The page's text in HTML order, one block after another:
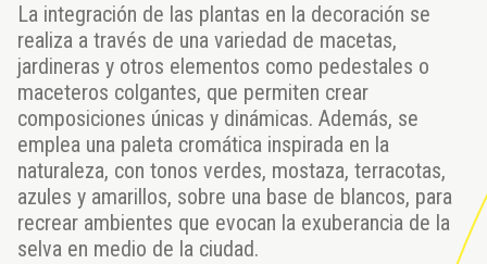
La integración de las plantas en la decoración se
realiza a través de una variedad de macetas,
jardineras y otros elementos como pedestales o
maceteros colgantes, que permiten crear
composiciones únicas y dinámicas. Además, se
emplea una paleta cromática inspirada en la
naturaleza, con tonos verdes, mostaza, terracotas,
azules y amarillos, sobre una base de blancos, para
recrear ambientes que evocan la exuberancia de la
selva en medio de la ciudad.